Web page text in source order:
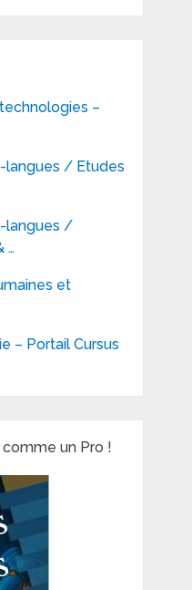
–
langues / Etudes
langues /
…
et
– Portail Cursus
un Pro !